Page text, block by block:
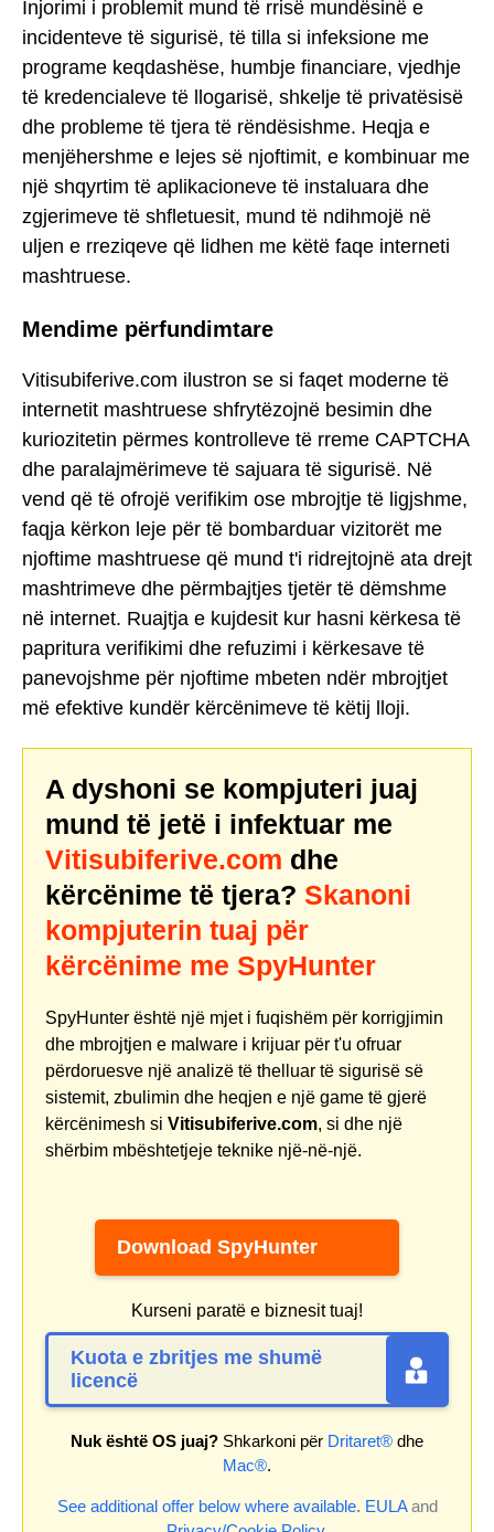
Injorimi i problemit mund të rrisë mundësinë e
incidenteve të sigurisë, të tilla si infeksione me
programe keqdashëse, humbje financiare, vjedhje
të kredencialeve të llogarisë, shkelje të privatësisë
dhe probleme të tjera të rëndësishme. Heqja e
menjëhershme e lejes së njoftimit, e kombinuar me
një shqyrtim të aplikacioneve të instaluara dhe
zgjerimeve të shfletuesit, mund të ndihmojë në
uljen e rreziqeve që lidhen me këtë faqe interneti
mashtruese.
Mendime përfundimtare
Vitisubiferive.com ilustron se si faqet moderne të
internetit mashtruese shfrytëzojnë besimin dhe
kuriozitetin përmes kontrolleve të rreme CAPTCHA
dhe paralajmërimeve të sajuara të sigurisë. Në
vend që të ofrojë verifikim ose mbrojtje të ligjshme,
faqja kërkon leje për të bombarduar vizitorët me
njoftime mashtruese që mund t'i ridrejtojnë ata drejt
mashtrimeve dhe përmbajtjes tjetër të dëmshme
në internet. Ruajtja e kujdesit kur hasni kërkesa të
papritura verifikimi dhe refuzimi i kërkesave të
panevojshme për njoftime mbeten ndër mbrojtjet
më efektive kundër kërcënimeve të këtij lloji.
A dyshoni se kompjuteri juaj
mund të jetë i infektuar me
Vitisubiferive.com dhe
kërcënime të tjera? Skanoni
kompjuterin tuaj për
kërcënime me SpyHunter
SpyHunter është një mjet i fuqishëm për korrigjimin
dhe mbrojtjen e malware i krijuar për t'u ofruar
përdoruesve një analizë të thelluar të sigurisë së
sistemit, zbulimin dhe heqjen e një game të gjerë
kërcënimesh si Vitisubiferive.com, si dhe një
shërbim mbështetjeje teknike një-në-një.
Download SpyHunter
Kurseni paratë e biznesit tuaj!
Kuota e zbritjes me shumë
licencë
Nuk është OS juaj? Shkarkoni për Dritaret® dhe
Mac®.
See additional offer below where available. EULAand